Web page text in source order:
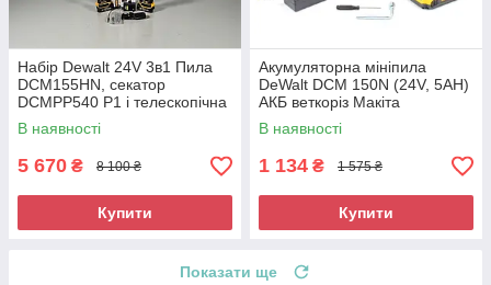
Набір Dewalt 24V 3в1 Пила
DCM155HN, секатор
DCMPP540 P1 і телескопічна
штанга 2,6 м.
В наявності
5 670 ₴ 8 100 ₴
Купити
Акумуляторна мініпила
DeWalt DCM 150N (24V, 5AH)
АКБ веткоріз Макіта
В наявності
1 134 ₴ 1 575 ₴
Купити
Показати ще